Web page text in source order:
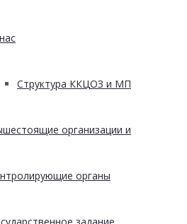
Структура ККЦОЗ и МП
организации и
органы